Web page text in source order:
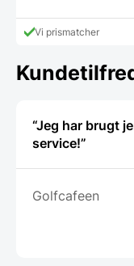
Vi prismatcher
“Jeg har brugt
service!”
Golfcafeen